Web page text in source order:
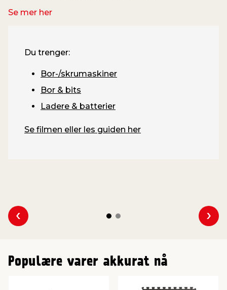
Se mer her
Du trenger:
Bor-/skrumaskiner
Bor & bits
Ladere & batterier
Se filmen eller les guiden her
Se forrige Se
Populære varer akkurat nå